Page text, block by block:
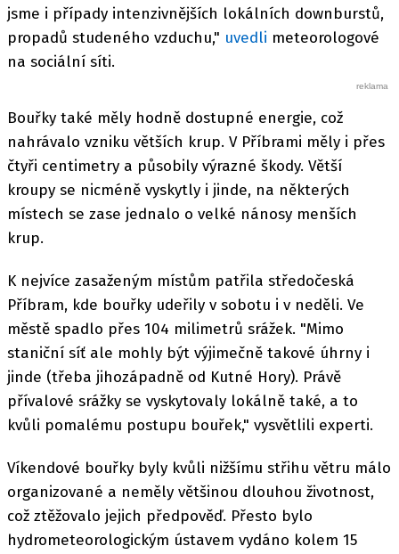
jsme i případy intenzivnějších lokálních downburstů,
propadů studeného vzduchu," uvedli meteorologové
na sociální síti.
Bouřky také měly hodně dostupné energie, což
nahrávalo vzniku větších krup. V Příbrami měly i přes
čtyři centimetry a působily výrazné škody. Větší
kroupy se nicméně vyskytly i jinde, na některých
místech se zase jednalo o velké nánosy menších
krup.
K nejvíce zasaženým místům patřila středočeská
Příbram, kde bouřky udeřily v sobotu i v neděli. Ve
městě spadlo přes 104 milimetrů srážek. "Mimo
staniční síť ale mohly být výjimečně takové úhrny i
jinde (třeba jihozápadně od Kutné Hory). Právě
přívalové srážky se vyskytovaly lokálně také, a to
kvůli pomalému postupu bouřek," vysvětlili experti.
Víkendové bouřky byly kvůli nižšímu střihu větru málo
organizované a neměly většinou dlouhou životnost,
což ztěžovalo jejich předpověď. Přesto bylo
hydrometeorologickým ústavem vydáno kolem 15